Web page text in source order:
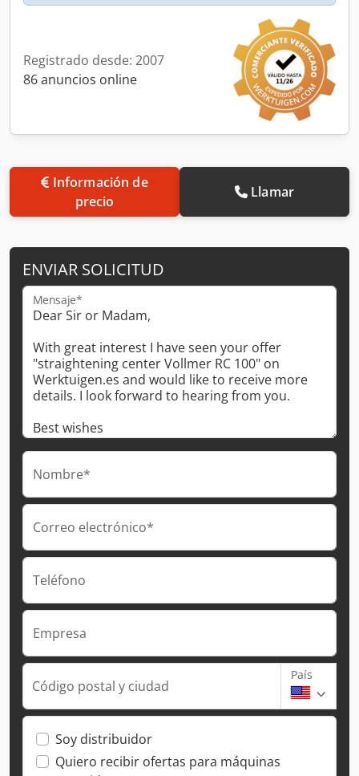
Registrado desde: 2007
86 anuncios online
precio
Llamar
ENVIAR SOLICITUD
Mensaje*
Nombre*
Correo electrónico*
Teléfono
Empresa
Código postal y ciudad
País
Soy distribuidor
Quiero recibir ofertas para máquinas